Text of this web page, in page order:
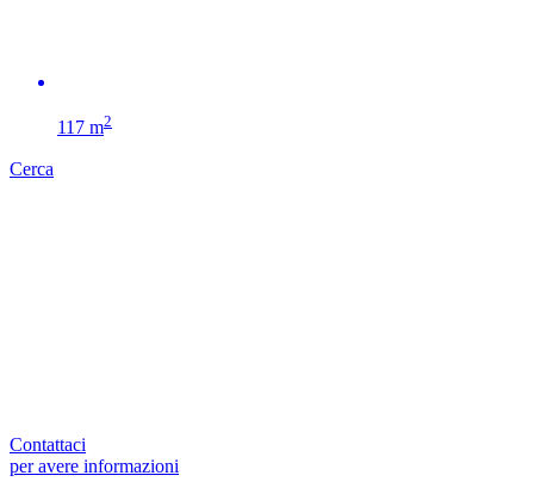
117 m2
Cerca
Contattaci
per avere informazioni